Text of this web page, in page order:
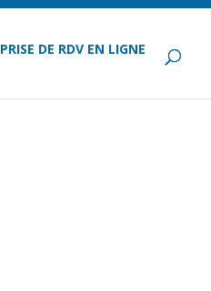
PRISE DE RDV EN LIGNE